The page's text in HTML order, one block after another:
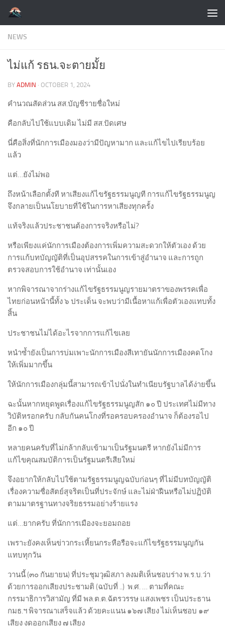
Skip to content
NEWS
ไม่แก้ รธน.จะตายมั้ย
BY ADMIN · OCTOBER 1, 2024
คำนวณสัดส่วน สส.บัญชีรายชื่อใหม่
คือกลับไปใช้แบบเดิม ไม่มี สส.ปัดเศษ
นี่คือสิ่งที่นักการเมืองมองว่ามีปัญหามาก และแก้ไขไปเรียบร้อย
แล้ว
แต่…ยังไม่พอ
ถึงหน้าเลือกตั้งที หาเสียงแก้ไขรัฐธรรมนูญที การแก้ไขรัฐธรรมนูญ
จึงกลายเป็นนโยบายที่ใช้ในการหาเสียงทุกครั้ง
แท้จริงแล้วประชาชนต้องการจริงหรือไม่?
หรือเพียงแค่นักการเมืองต้องการเพิ่มความสะดวกให้ตัวเอง ด้วย
การแก้บทบัญญัติที่เป็นอุปสรรคในการเข้าสู่อำนาจ และการถูก
ตรวจสอบการใช้อำนาจ เท่านั้นเอง
หากพิจารณาจากร่างแก้ไขรัฐธรรมนูญรายมาตราของพรรคเพื่อ
ไทยก่อนหน้านี้ทั้ง ๖ ประเด็น จะพบว่ามีเนื้อหาแก้เพื่อตัวเองแทบทั้ง
สิ้น
ประชาชนไม่ได้อะไรจากการแก้ไขเลย
หนำซ้ำยังเป็นการบ่มเพาะนักการเมืองสีเทายันนักการเมืองคดโกง
ให้เพิ่มมากขึ้น
ให้นักการเมืองกลุ่มนี้สามารถเข้าไปนั่งในทำเนียบรัฐบาลได้ง่ายขึ้น
ฉะนั้นหากหยุดพูดเรื่องแก้ไขรัฐธรรมนูญสัก ๑๐ ปี ประเทศไม่มีทาง
วิบัติหรอกครับ กลับกันคนโกงที่รอครอบครองอำนาจ ก็ต้องรอไป
อีก ๑๐ ปี
หลายคนครับที่ไม่กล้ากลับเข้ามาเป็นรัฐมนตรี หากยังไม่มีการ
แก้ไขคุณสมบัติการเป็นรัฐมนตรีเสียใหม่
จึงอยากให้กลับไปใช้ตามรัฐธรรมนูญฉบับก่อนๆ ที่ไม่มีบทบัญญัติ
เรื่องความซื่อสัตย์สุจริตเป็นที่ประจักษ์ และไม่ฝ่าฝืนหรือไม่ปฏิบัติ
ตามมาตรฐานทางจริยธรรมอย่างร้ายแรง
แต่…ยากครับ ที่นักการเมืองจะยอมถอย
เพราะยังคงเห็นข่าวกระเหี้ยนกระหือรือจะแก้ไขรัฐธรรมนูญกัน
แทบทุกวัน
วานนี้ (๓๐ กันยายน) ที่ประชุมวุฒิสภา ลงมติเห็นชอบร่าง พ.ร.บ.ว่า
ด้วยการออกเสียงประชามติ (ฉบับที่ ..) พ.ศ. … ตามที่คณะ
กรรมาธิการวิสามัญ ที่มี พล.ต.ต.ฉัตรวรรษ แสงเพชร เป็นประธาน
กมธ.ฯ พิจารณาเสร็จแล้ว ด้วยคะแนน ๑๖๗ เสียง ไม่เห็นชอบ ๑๙
เสียง งดออกเสียง ๗ เสียง